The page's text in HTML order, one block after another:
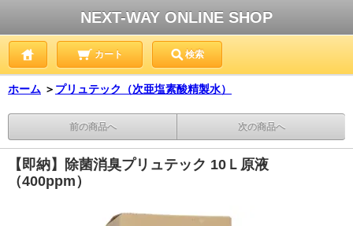
NEXT-WAY ONLINE SHOP
カート 検索
ホーム ＞ プリュテック（次亜塩素酸精製水）
前の商品へ 次の商品へ
【即納】除菌消臭プリュテック 10Ｌ原液
（400ppm）